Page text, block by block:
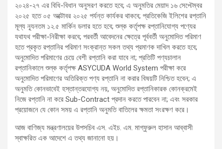
২০২৪-২৭ এর বিধি-বিধান অনুসরণ করতে হবে; এ অনুমতির মেয়াদ ১৬ সেপ্টেম্বর
২০২৫ হতে ০৫ অক্টোবর ২০২৫ পর্যন্ত কার্যকর থাকবে; প্রতিকেজি ইলিশের রপ্তানি
মূল্য ন্যূনতম ১২.৫ মার্কিন ডলার হতে হবে; শুল্ক কর্তৃপক্ষ রপ্তানিযোগ্য পণ্যের
যথাযথ পরীক্ষা-নিরীক্ষা করবে; পরবর্তী আবেদনের ক্ষেত্রে পূর্ববর্তী অনুমোদিত পরিমাণ
হতে প্রকৃত রপ্তানির পরিমাণ সংক্রান্ত সকল তথ্য প্রমাণক দাখিল করতে হবে;
অনুমোদিত পরিমাণের চেয়ে বেশী রপ্তানি করা যাবে না; প্রতিটি পণ্যচালান
রপ্তানিকালে শুল্ক কর্তৃপক্ষ ASYCUDA World System পরীক্ষা করে
অনুমোদিত পরিমাণের অতিরিক্ত পণ্য রপ্তানি না করার বিষয়টি নিশ্চিত হবেন; এ
অনুমতি কোনভাবেই হস্তান্তরযোগ্য নয়, অনুমোদিত রপ্তানিকারক কোনক্রমেই
নিজে রপ্তানি না করে Sub-Contract প্রদান করতে পারবেন না; এবং সরকার
প্রয়োজনে যে কোন সময় এ রপ্তানি অনুমতি বাতিলের ক্ষমতা সংরক্ষণ করে।
আজ বাণিজ্য মন্ত্রণালয়ের উপসচিব এস. এইচ. এম. মাগ্‌ফুরুল হাসান আব্বাসী
স্বাক্ষরিত এক আদেশে এ তথ্য জানানো হয়।